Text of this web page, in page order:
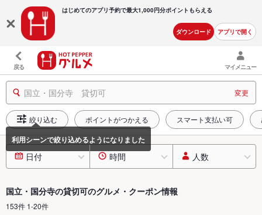
はじめてのアプリ予約で最大1,000円分ポイントもらえる
ダウンロード アプリで開く
戻る マイメニュー
国立・国分寺 貸切可 変更
絞り込む ポイントがつかえる スマート支払い可
日付 時間 人数
国立・国分寺の貸切可のグルメ・クーポン情報
153件 1-20件